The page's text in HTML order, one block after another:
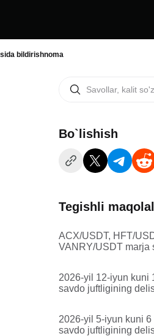
bildirishnoma
Bo`lishish
Tegishli
ACX/USDT, HFT/
VANRY/USDT marja
e'loni
2026-yil 12-iyun kuni
savdo juftligining
2026-yil 5-iyun kuni 6
savdo juftligining